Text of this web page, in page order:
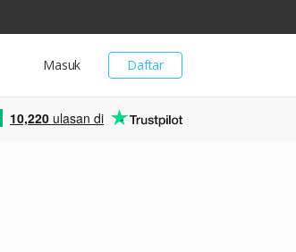
Daftar
Masuk
10,220 ulasan di